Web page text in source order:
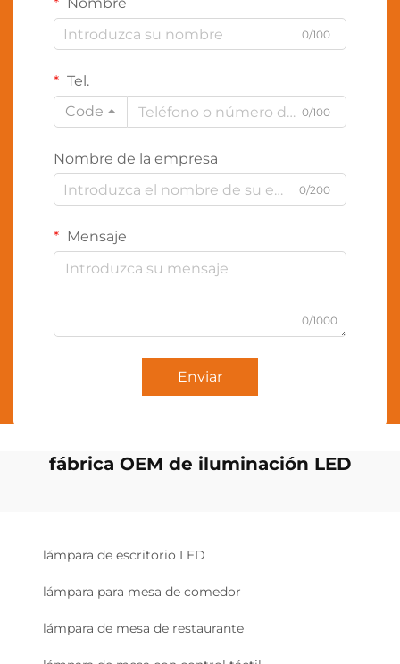
0/100
Tel.
Code
0/100
Nombre de la empresa
0/200
Mensaje
0/1000
Enviar
fábrica OEM de iluminación LED
lámpara de escritorio LED
lámpara para mesa de comedor
lámpara de mesa de restaurante